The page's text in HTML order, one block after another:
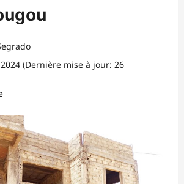
(Dernière mise à jour: 26